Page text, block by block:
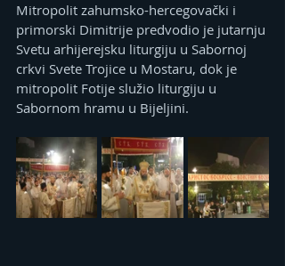
Mitropolit zahumsko-hercegovački i
primorski Dimitrije predvodio je jutarnju
Svetu arhijerejsku liturgiju u Sabornoj
crkvi Svete Trojice u Mostaru, dok je
mitropolit Fotije služio liturgiju u
Sabornom hramu u Bijeljini.